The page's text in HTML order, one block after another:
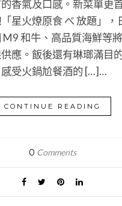
香氣及口感。新菜單更
星火燎原食 べ 放題」，
M9 和牛、高品質海鮮等
應。飯後還有琳瑯滿目
受火鍋尬餐酒的 […]…
CONTINUE READING
0 Comments